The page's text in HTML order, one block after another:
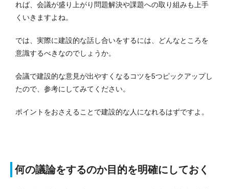
れば、会議が盛り上がり問題解決や課題への取り組みも上手
くいきますよね。
では、実際に建設的な話し合いをするには、どんなところを
意識するべきなのでしょうか。
会議で建設的な意見が出やすくなるコツを5つピックアップし
たので、参考にしてみてください。
ポイントをおさえることで建設的な人になれるはずですよ。
何の議論をするのか目的を明確にしておく